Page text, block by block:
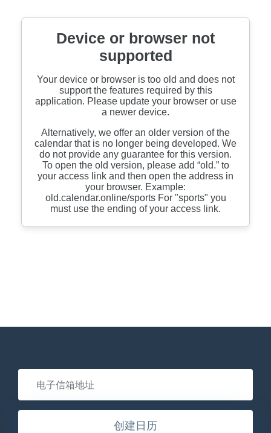
创建日历